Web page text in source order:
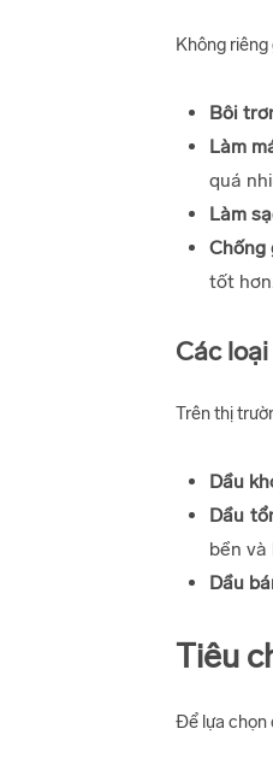
Không
Bôi
Làm
quá
Làm
Chống
tốt
Các
Trên thị
Dầu
Dầu
bền và
Dầu
Tiêu
Để lựa chọn